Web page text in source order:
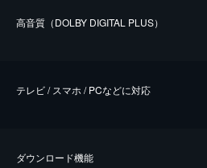
⾼⾳質（DOLBY DIGITAL PLUS）
テレビ / スマホ / PCなどに対応
ダウンロード機能